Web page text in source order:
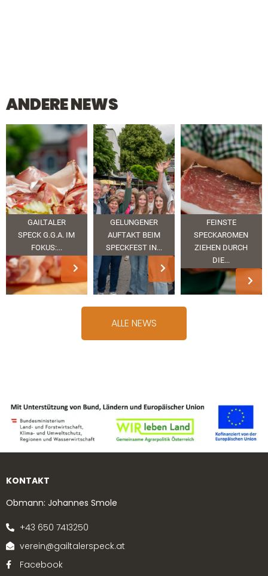
ANDERE NEWS
GAILTALER
SPECK G.G.A. IM
FOKUS:...
GELUNGENER
AUFTAKT BEIM
SPECKFEST IN...
FEINSTE
SPECKAROMEN
ZIEHEN DURCH
DIE...
ALLE NEWS
KONTAKT
Obmann: Johannes Smole
+43 650 7413250
verein@gailtalerspeck.at
Facebook